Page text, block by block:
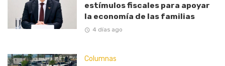
estímulos fiscales para apoyar
la economía de las familias
4 días ago
Columnas